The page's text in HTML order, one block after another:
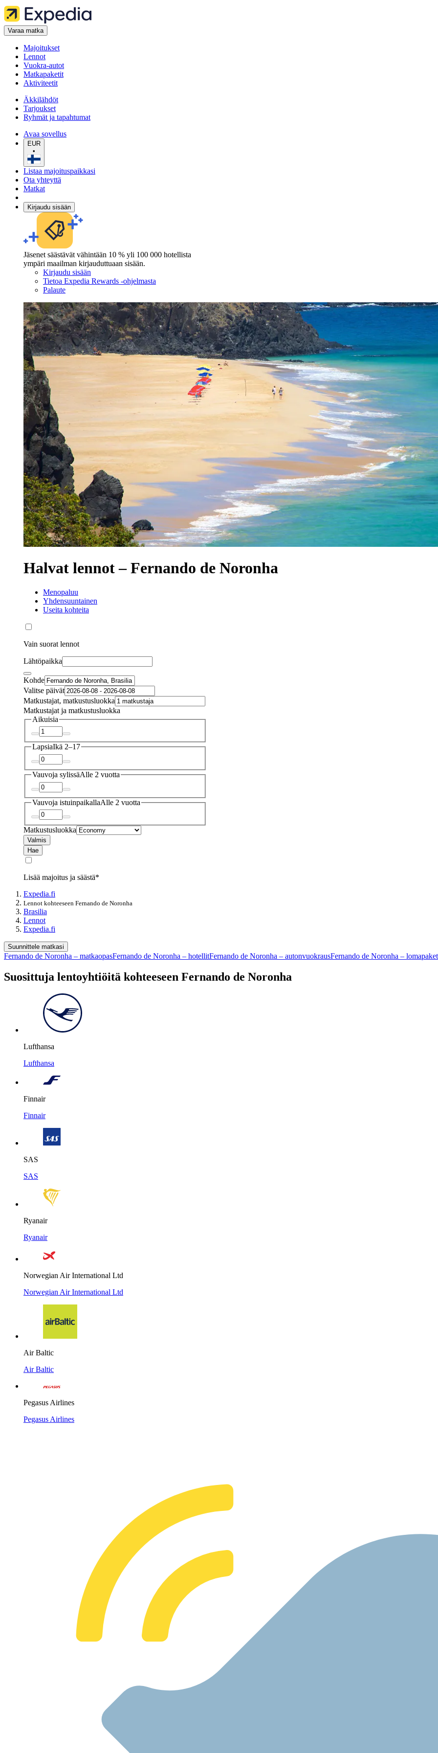
Varaa matka
Majoitukset
Lennot
Vuokra-autot
Matkapaketit
Aktiviteetit
Äkkilähdöt
Tarjoukset
Ryhmät ja tapahtumat
Avaa sovellus
EUR
•
Listaa majoituspaikkasi
Ota yhteyttä
Matkat
Kirjaudu sisään
Jäsenet säästävät vähintään 10 % yli 100 000 hotellista
ympäri maailman kirjauduttuaan sisään.
Kirjaudu sisään
Tietoa Expedia Rewards -ohjelmasta
Palaute
Halvat lennot – Fernando de Noronha
Menopaluu
Yhdensuuntainen
Useita kohteita
Vain suorat lennot
Lähtöpaikka
Kohde
Valitse päivät
Matkustajat, matkustusluokka
Matkustajat ja matkustusluokka
Aikuisia
LapsiaIkä 2–17
Vauvoja sylissäAlle 2 vuotta
Vauvoja istuinpaikallaAlle 2 vuotta
Matkustusluokka
Valmis
Hae
Lisää majoitus ja säästä*
Expedia.fi
Lennot kohteeseen Fernando de Noronha
Brasilia
Lennot
Expedia.fi
Suunnittele matkasi
Fernando de Noronha – matkaopasFernando de Noronha – hotellitFernando de Noronha – autonvuokrausFernando de Noronha –
Suosittuja lentoyhtiöitä kohteeseen Fernando de Noronha
Lufthansa
Lufthansa
Finnair
Finnair
SAS
SAS
Ryanair
Ryanair
Norwegian Air International Ltd
Norwegian Air International Ltd
Air Baltic
Air Baltic
Pegasus Airlines
Pegasus Airlines